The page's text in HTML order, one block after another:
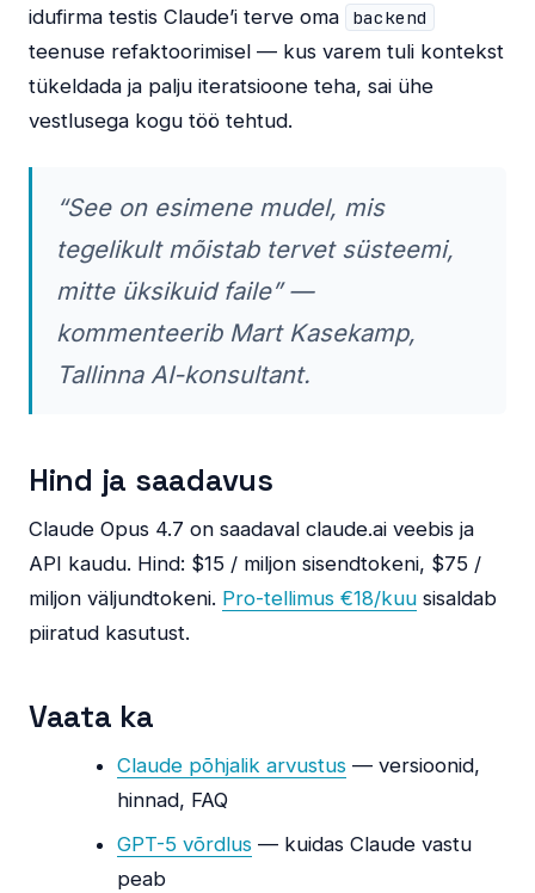
idufirma testis Claude’i terve oma
backend
teenuse refaktoorimisel — kus varem tuli kontekst
tükeldada ja palju iteratsioone teha, sai ühe
vestlusega kogu töö tehtud.
“See on esimene mudel, mis
tegelikult mõistab tervet süsteemi,
mitte üksikuid faile” —
kommenteerib Mart Kasekamp,
Tallinna AI-konsultant.
Hind ja saadavus
Claude Opus 4.7 on saadaval claude.ai veebis ja
API kaudu. Hind: $15 / miljon sisendtokeni, $75 /
miljon väljundtokeni. Pro-tellimus €18/kuu sisaldab
piiratud kasutust.
Vaata ka
Claude põhjalik arvustus — versioonid,
hinnad, FAQ
GPT-5 võrdlus — kuidas Claude vastu
peab